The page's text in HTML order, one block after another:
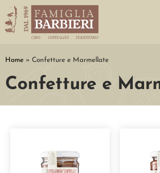
Home » Confetture e Marmellate
Confetture e